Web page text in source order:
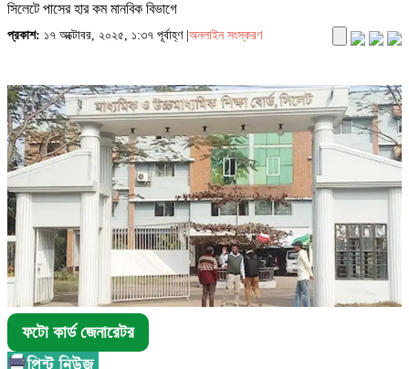
সিলেটে পাসের হার কম মানবিক বিভাগে
প্রকাশ: ১৭ অক্টোবর, ২০২৫, ১:৩৭ পূর্বাহ্ণ | অনলাইন সংস্করণ
ফটো কার্ড জেনারেটর